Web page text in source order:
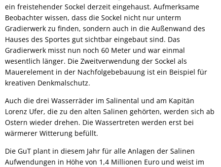
ein freistehender Sockel der­zeit eingehaust. Aufmerksame
Beobachter wissen, dass die Sockel nicht nur unterm
Gradierwerk zu finden, sondern auch in die Außenwand des
Hauses des Sportes gut sichtbar eingebaut sind. Das
Gradierwerk misst nun noch 60 Meter und war einmal
wesentlich länger. Die Zweitverwendung der Sockel als
Mauerelement in der Nachfolgebebauung ist ein Beispiel für
kreativen Denkmalschutz.
Auch die drei Wasserräder im Salinental und am Kapitän
Lorenz Ufer, die zu den alten Salinen gehör­ten, werden sich ab
Ostern wieder drehen. Die Wassertreten werden erst bei
wärmerer Witterung befüllt.
Die GuT plant in diesem Jahr für alle Anlagen der Salinen
Aufwendungen in Höhe von 1,4 Millionen Euro und weist im